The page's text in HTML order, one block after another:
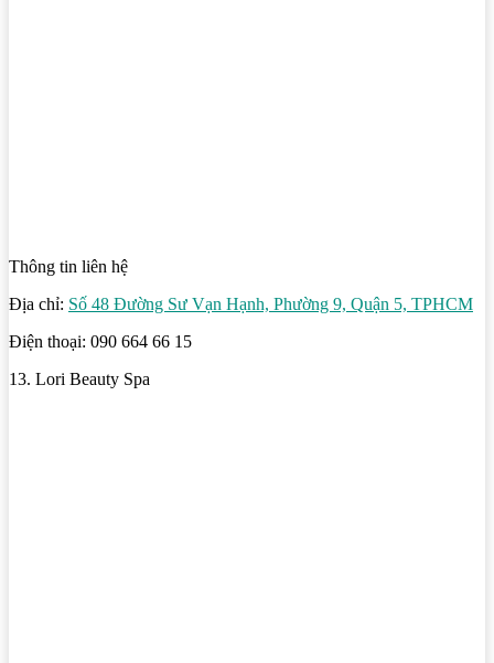
Thông tin liên hệ
Địa chỉ: Số 48 Đường Sư Vạn Hạnh, Phường 9, Quận 5, TPHCM
Điện thoại: 090 664 66 15
13. Lori Beauty Spa